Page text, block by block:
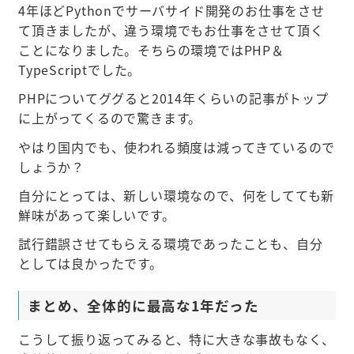
4年ほどPythonでサーバサイド開発のお仕事をさせ
て頂きましたが、違う環境でもお仕事をさせて頂く
ことになりました。そちらの環境ではPHP＆
TypeScriptでした。
PHPについてググると2014年くらいの記事がトップ
に上がってくるので驚きます。
やはり国内でも、使われる頻度は減ってきているので
しょうか？
自分にとっては、新しい環境なので、何をしてても新
鮮味があって楽しいです。
試行錯誤させてもらえる環境であったことも、自分
としては良かったです。
まとめ、全体的に最高な1年だった
こうして振り返ってみると、特に大きな事故もなく、